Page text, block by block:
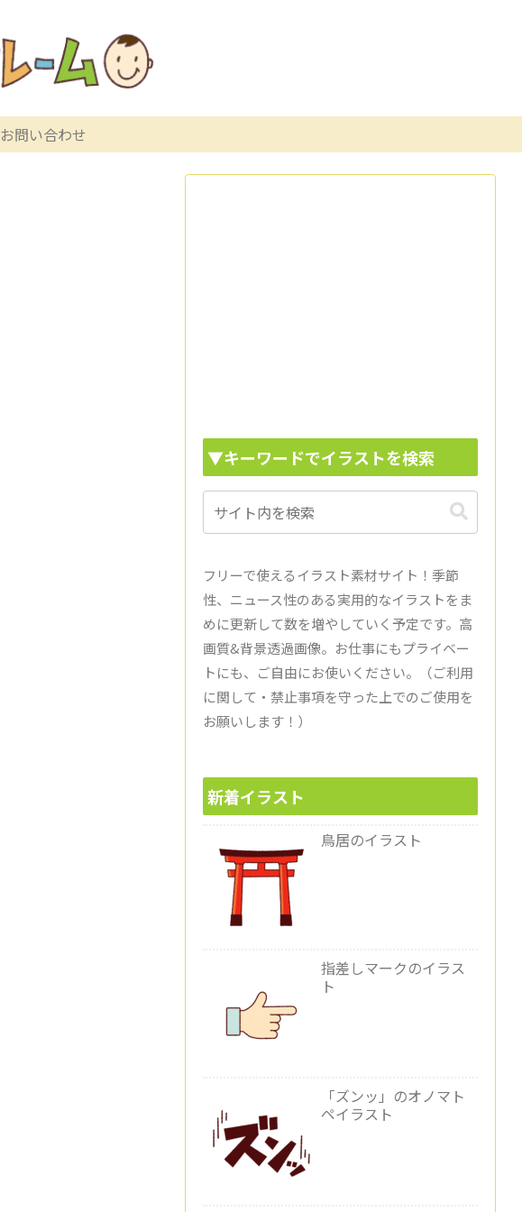
お問い合わせ
▼キーワードでイラストを検索
フリーで使えるイラスト素材サイト！季節
性、ニュース性のある実用的なイラストをま
めに更新して数を増やしていく予定です。高
画質&背景透過画像。お仕事にもプライベー
トにも、ご自由にお使いください。（ご利用
に関して・禁止事項を守った上でのご使用を
お願いします！）
新着イラスト
鳥居のイラスト
指差しマークのイラス
ト
「ズンッ」のオノマト
ペイラスト